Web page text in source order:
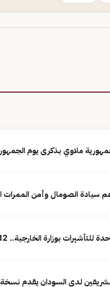
ملاوي بذكرى يوم
سيادة الصومال وأمن الممرات
الخارجية.. 12 قرارًا جديدًا لمجلس الوزراء
لدى السودان يقدم نسخة